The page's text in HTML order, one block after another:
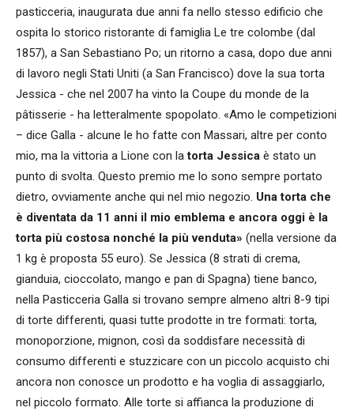
pasticceria, inaugurata due anni fa nello stesso edificio che
ospita lo storico ristorante di famiglia Le tre colombe (dal
1857), a San Sebastiano Po; un ritorno a casa, dopo due anni
di lavoro negli Stati Uniti (a San Francisco) dove la sua torta
Jessica - che nel 2007 ha vinto la Coupe du monde de la
pâtisserie - ha letteralmente spopolato. «Amo le competizioni
– dice Galla - alcune le ho fatte con Massari, altre per conto
mio, ma la vittoria a Lione con latorta Jessica è stato un
punto di svolta. Questo premio me lo sono sempre portato
dietro, ovviamente anche qui nel mio negozio. Una torta che
è diventata da 11 anni il mio emblema e ancora oggi è la
torta più costosa nonché la più venduta» (nella versione da
1 kg è proposta 55 euro). Se Jessica (8 strati di crema,
gianduia, cioccolato, mango e pan di Spagna) tiene banco,
nella Pasticceria Galla si trovano sempre almeno altri 8-9 tipi
di torte differenti, quasi tutte prodotte in tre formati: torta,
monoporzione, mignon, così da soddisfare necessità di
consumo differenti e stuzzicare con un piccolo acquisto chi
ancora non conosce un prodotto e ha voglia di assaggiarlo,
nel piccolo formato. Alle torte si affianca la produzione di